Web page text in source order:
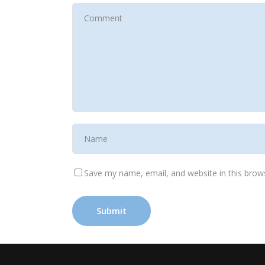
Save my name, email, and website in this